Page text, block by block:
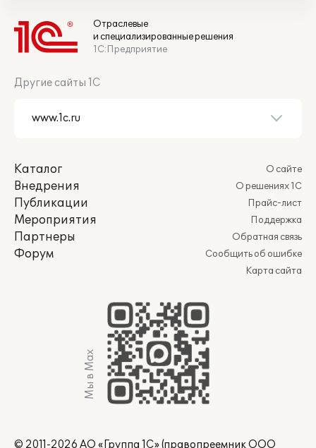
Отраслевые
и специализированные решения
1С:Предприятие
Другие сайты 1С
Каталог
Внедрения
Публикации
Мероприятия
Партнеры
Форум
О сайте
О решениях 1С
Прайс-лист
Поддержка
Обратная связь
Сообщить об ошибке
Карта сайта
Мы в Max
© 2011-2026 АО «Группа 1С» (правопреемник ООО